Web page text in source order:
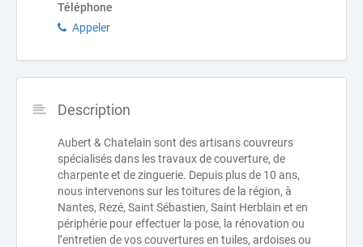
Téléphone
Appeler
Description
Aubert & Chatelain sont des artisans couvreurs
spécialisés dans les travaux de couverture, de
charpente et de zinguerie. Depuis plus de 10 ans,
nous intervenons sur les toitures de la région, à
Nantes, Rezé, Saint Sébastien, Saint Herblain et en
périphérie pour effectuer la pose, la rénovation ou
l’entretien de vos couvertures en tuiles, ardoises ou